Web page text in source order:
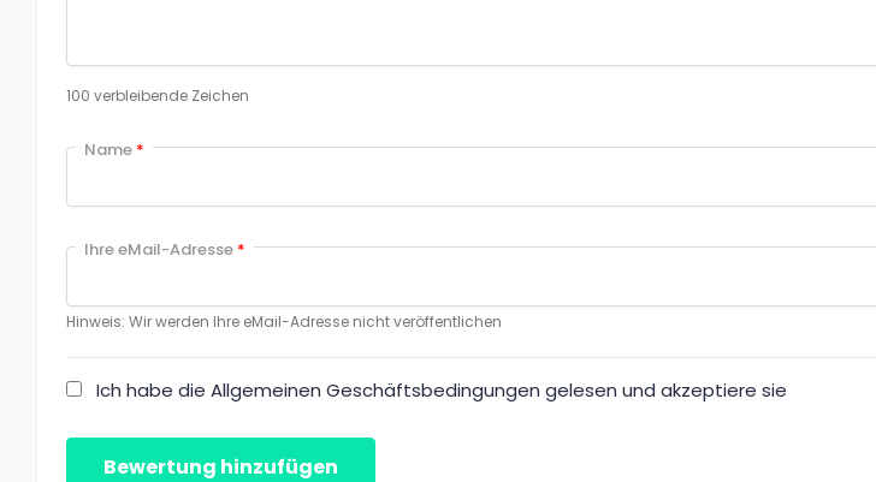
100 verbleibende Zeichen
Name *
Ihre eMail-Adresse *
Hinweis: Wir werden Ihre eMail-Adresse nicht veröffentlichen
Ich habe die Allgemeinen Geschäftsbedingungen gelesen und akzeptiere sie
Bewertung hinzufügen